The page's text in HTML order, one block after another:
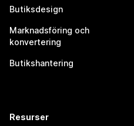
Butiksdesign
Marknadsföring och
konvertering
Butikshantering
Resurser